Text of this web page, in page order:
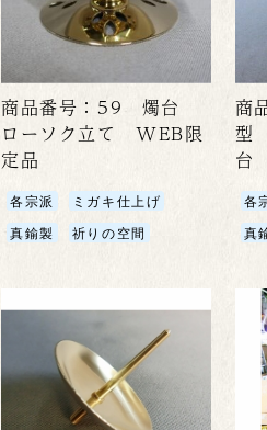
商品番号：59 燭台
ローソク立て WEB限
定品
各宗派
ミガキ仕上げ
真鍮製
祈りの空間
商
型
台
各
真